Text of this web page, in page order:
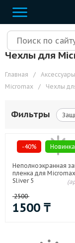
Чехлы для
Главная / Аксессуары
Micromax
/ Чехлы
Фильтры
-40% Новинка
Неполноэкранная
пленка для
Sliver 5
2500
1500 ₸